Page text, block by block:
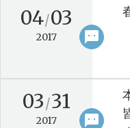
sms
04/03
2017 keyboard_arrow_right
sms
03 /31
2017 keyboard_arrow_right